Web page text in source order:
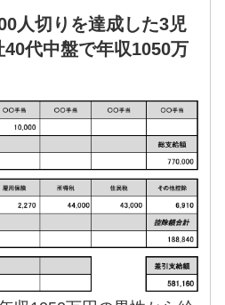
人切りを達成した3児
代中盤で年収1050万